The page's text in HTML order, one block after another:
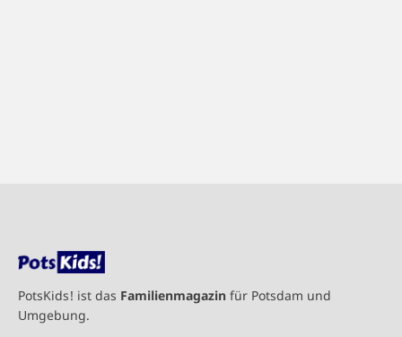
PotsKids! ist das Familienmagazin für Potsdam und
Umgebung.